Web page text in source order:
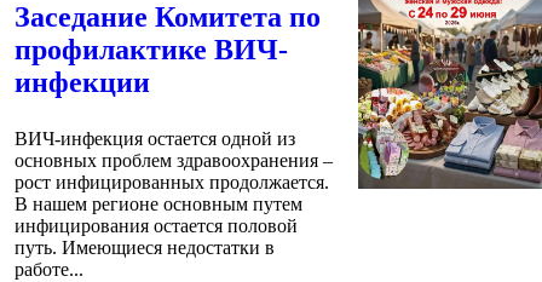
Заседание Комитета по
профилактике ВИЧ-
инфекции
ВИЧ-инфекция остается одной из
основных проблем здравоохранения –
рост инфицированных продолжается.
В нашем регионе основным путем
инфицирования остается половой
путь. Имеющиеся недостатки в
работе...